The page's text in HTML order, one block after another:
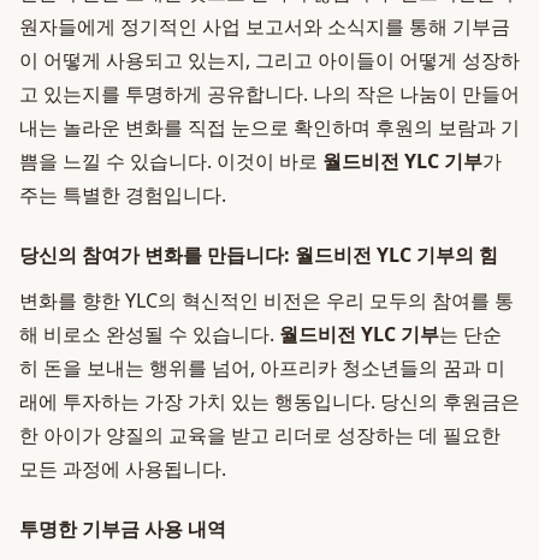
원자들에게 정기적인 사업 보고서와 소식지를 통해 기부금
이 어떻게 사용되고 있는지, 그리고 아이들이 어떻게 성장하
고 있는지를 투명하게 공유합니다. 나의 작은 나눔이 만들어
내는 놀라운 변화를 직접 눈으로 확인하며 후원의 보람과 기
쁨을 느낄 수 있습니다. 이것이 바로 월드비전 YLC 기부가
주는 특별한 경험입니다.
당신의 참여가 변화를 만듭니다: 월드비전 YLC 기부의 힘
변화를 향한 YLC의 혁신적인 비전은 우리 모두의 참여를 통
해 비로소 완성될 수 있습니다. 월드비전 YLC 기부는 단순
히 돈을 보내는 행위를 넘어, 아프리카 청소년들의 꿈과 미
래에 투자하는 가장 가치 있는 행동입니다. 당신의 후원금은
한 아이가 양질의 교육을 받고 리더로 성장하는 데 필요한
모든 과정에 사용됩니다.
투명한 기부금 사용 내역